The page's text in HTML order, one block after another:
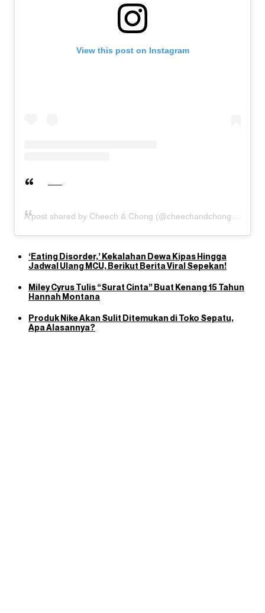
View this post on Instagram
A post shared by Cheech & Chong (@cheechandchong)
‘Eating Disorder,’ Kekalahan Dewa Kipas Hingga
Jadwal Ulang MCU, Berikut Berita Viral Sepekan!
Miley Cyrus Tulis “Surat Cinta” Buat Kenang 15 Tahun
Hannah Montana
Produk Nike Akan Sulit Ditemukan di Toko Sepatu,
Apa Alasannya?